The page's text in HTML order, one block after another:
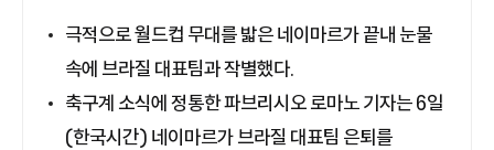
극적으로 월드컵 무대를 밟은 네이마르가 끝내 눈물
속에 브라질 대표팀과 작별했다.
축구계 소식에 정통한 파브리시오 로마노 기자는 6일
(한국시간) 네이마르가 브라질 대표팀 은퇴를